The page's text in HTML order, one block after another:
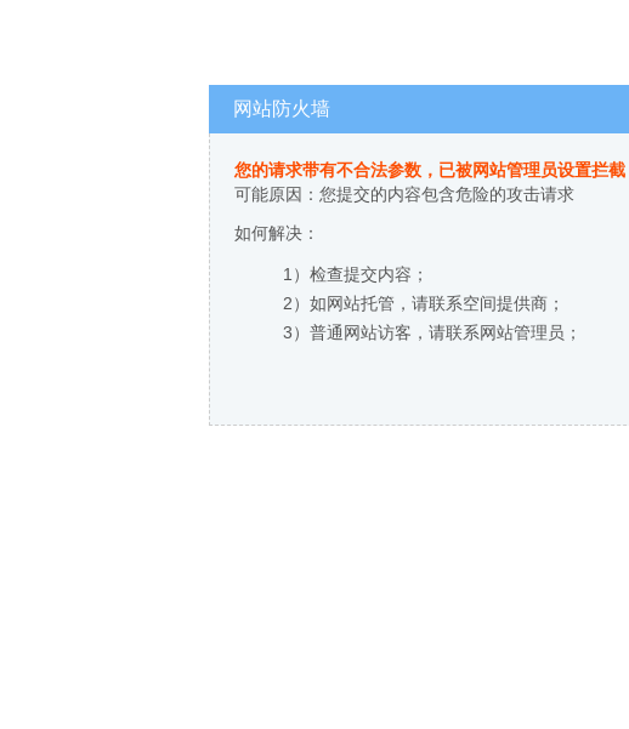
网站防火墙
您的请求带有不合法参数，已被网站管理员设置拦截
可能原因：您提交的内容包含危险的攻击请求
如何解决：
1）检查提交内容；
2）如网站托管，请联系空间提供商；
3）普通网站访客，请联系网站管理员；